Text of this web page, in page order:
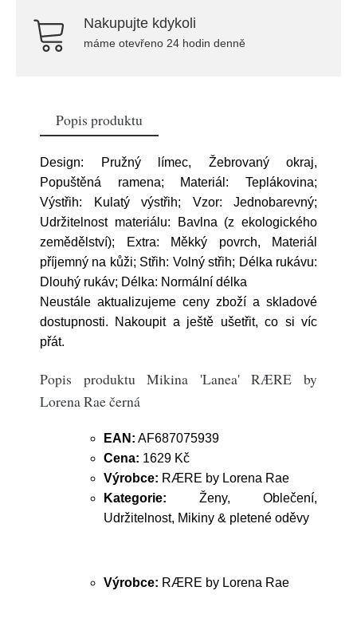
Nakupujte kdykoli
máme otevřeno 24 hodin denně
Popis produktu
Design: Pružný límec, Žebrovaný okraj,
Popuštěná ramena; Materiál: Teplákovina;
Výstřih: Kulatý výstřih; Vzor: Jednobarevný;
Udržitelnost materiálu: Bavlna (z ekologického
zemědělství); Extra: Měkký povrch, Materiál
příjemný na kůži; Střih: Volný střih; Délka rukávu:
Dlouhý rukáv; Délka: Normální délka
Neustále aktualizujeme ceny zboží a skladové
dostupnosti. Nakoupit a ještě ušetřit, co si víc
přát.
Popis produktu Mikina 'Lanea' RÆRE by
Lorena Rae černá
EAN: AF687075939
Cena: 1629 Kč
Výrobce: RÆRE by Lorena Rae
Kategorie: Ženy, Oblečení,
Udržitelnost, Mikiny & pletené oděvy
Výrobce: RÆRE by Lorena Rae